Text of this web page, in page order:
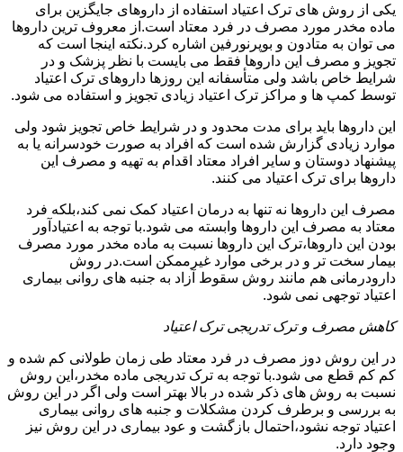
یکی از روش های ترک اعتیاد استفاده از داروهای جایگزین برای
ماده مخدر مورد مصرف در فرد معتاد است.از معروف ترین داروها
می توان به متادون و بوپرنورفین اشاره کرد.نکته اینجا است که
تجویز و مصرف این داروها فقط می بایست با نظر پزشک و در
شرایط خاص باشد ولی متأسفانه این روزها داروهای ترک اعتیاد
توسط کمپ ها و مراکز ترک اعتیاد زیادی تجویز و استفاده می شود.
این داروها باید برای مدت محدود و در شرایط خاص تجویز شود ولی
موارد زیادی گزارش شده است که افراد به صورت خودسرانه یا به
پیشنهاد دوستان و سایر افراد معتاد اقدام به تهیه و مصرف این
داروها برای ترک اعتیاد می کنند.
مصرف این داروها نه تنها به درمان اعتیاد کمک نمی کند،بلکه فرد
معتاد به مصرف این داروها وابسته می شود.با توجه به اعتیادآور
بودن این داروها،ترک این داروها نسبت به ماده مخدر مورد مصرف
بیمار سخت تر و در برخی موارد غیرممکن است.در روش
دارودرمانی هم مانند روش سقوط آزاد به جنبه های روانی بیماری
اعتیاد توجهی نمی شود.
کاهش مصرف و ترک تدریجی ترک اعتیاد
در این روش دوز مصرف در فرد معتاد طی زمان طولانی کم شده و
کم کم قطع می شود.با توجه به ترک تدریجی ماده مخدر،این روش
نسبت به روش های ذکر شده در بالا بهتر است ولی اگر در این روش
به بررسی و برطرف کردن مشکلات و جنبه های روانی بیماری
اعتیاد توجه نشود،احتمال بازگشت و عود بیماری در این روش نیز
وجود دارد.